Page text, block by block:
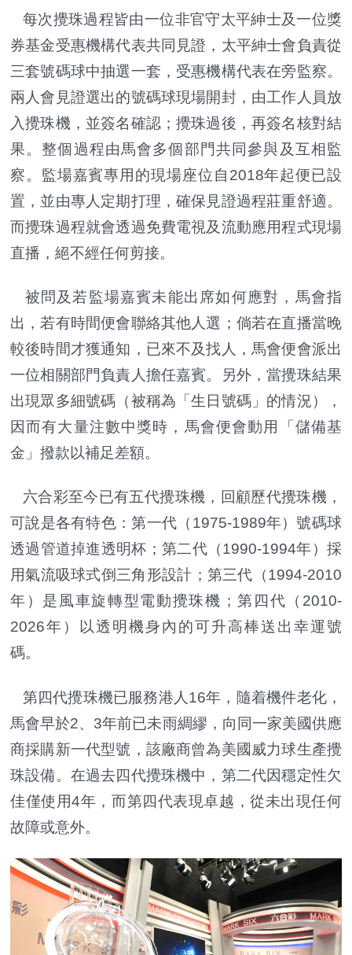
每次攪珠過程皆由一位非官守太平紳士及一位獎
券基金受惠機構代表共同見證，太平紳士會負責從
三套號碼球中抽選一套，受惠機構代表在旁監察。
兩人會見證選出的號碼球現場開封，由工作人員放
入攪珠機，並簽名確認；攪珠過後，再簽名核對結
果。整個過程由馬會多個部門共同參與及互相監
察。監場嘉賓專用的現場座位自2018年起便已設
置，並由專人定期打理，確保見證過程莊重舒適。
而攪珠過程就會透過免費電視及流動應用程式現場
直播，絕不經任何剪接。
被問及若監場嘉賓未能出席如何應對，馬會指
出，若有時間便會聯絡其他人選；倘若在直播當晚
較後時間才獲通知，已來不及找人，馬會便會派出
一位相關部門負責人擔任嘉賓。另外，當攪珠結果
出現眾多細號碼（被稱為「生日號碼」的情況），
因而有大量注數中獎時，馬會便會動用「儲備基
金」撥款以補足差額。
六合彩至今已有五代攪珠機，回顧歷代攪珠機，
可說是各有特色：第一代（1975-1989年）號碼球
透過管道掉進透明杯；第二代（1990-1994年）採
用氣流吸球式倒三角形設計；第三代（1994-2010
年）是風車旋轉型電動攪珠機；第四代（2010-
2026年）以透明機身內的可升高棒送出幸運號
碼。
第四代攪珠機已服務港人16年，隨着機件老化，
馬會早於2、3年前已未雨綢繆，向同一家美國供應
商採購新一代型號，該廠商曾為美國威力球生產攪
珠設備。在過去四代攪珠機中，第二代因穩定性欠
佳僅使用4年，而第四代表現卓越，從未出現任何
故障或意外。